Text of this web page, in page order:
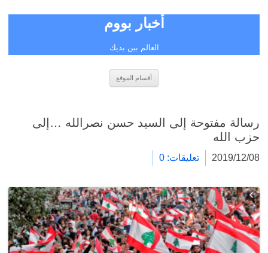
أخبار بووم
العالم بين يديك
أقسام الموقع
رسالة مفتوحة إلى السيد حسن نصرالله …إلى
حزب الله
2019/12/08 تعليقات: 0